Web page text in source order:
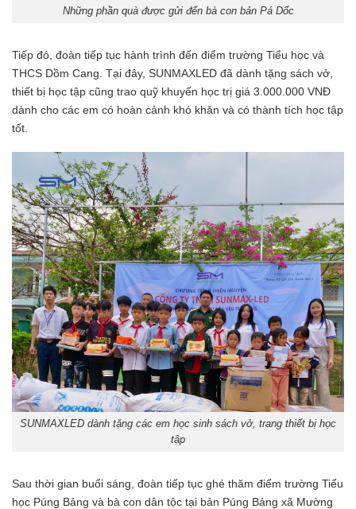
Những phần quà được gửi đến bà con bản Pá Dốc
Tiếp đó, đoàn tiếp tục hành trình đến điểm trường Tiểu học và
THCS Dồm Cang. Tại đây, SUNMAXLED đã dành tặng sách vở,
thiết bị học tập cũng trao quỹ khuyến học trị giá 3.000.000 VNĐ
dành cho các em có hoàn cảnh khó khăn và có thành tích học tập
tốt.
SUNMAXLED dành tặng các em học sinh sách vở, trang thiết bị học
tập
Sau thời gian buổi sáng, đoàn tiếp tục ghé thăm điểm trường Tiểu
học Púng Bảng và bà con dân tộc tại bản Púng Bảng xã Mường